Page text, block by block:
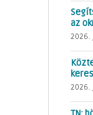
az
2026.
2026.